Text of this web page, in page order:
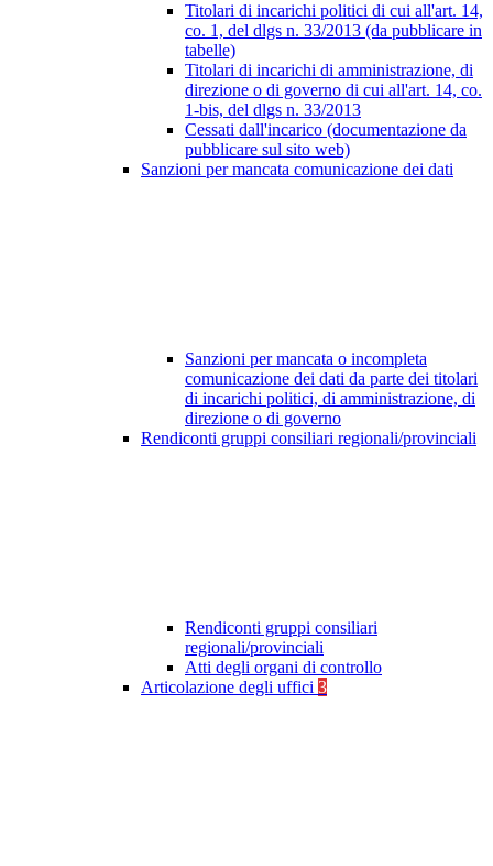
Titolari di incarichi politici di cui all'art. 14,
co. 1, del dlgs n. 33/2013 (da pubblicare in
tabelle)
Titolari di incarichi di amministrazione, di
direzione o di governo di cui all'art. 14, co.
1-bis, del dlgs n. 33/2013
Cessati dall'incarico (documentazione da
pubblicare sul sito web)
Sanzioni per mancata comunicazione dei dati
Sanzioni per mancata o incompleta
comunicazione dei dati da parte dei titolari
di incarichi politici, di amministrazione, di
direzione o di governo
Rendiconti gruppi consiliari regionali/provinciali
Rendiconti gruppi consiliari
regionali/provinciali
Atti degli organi di controllo
Articolazione degli uffici 3